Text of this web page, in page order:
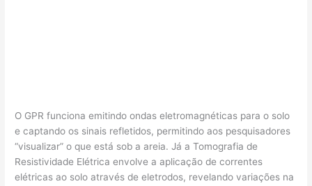
O GPR funciona emitindo ondas eletromagnéticas para o solo
e captando os sinais refletidos, permitindo aos pesquisadores
“visualizar” o que está sob a areia. Já a Tomografia de
Resistividade Elétrica envolve a aplicação de correntes
elétricas ao solo através de eletrodos, revelando variações na